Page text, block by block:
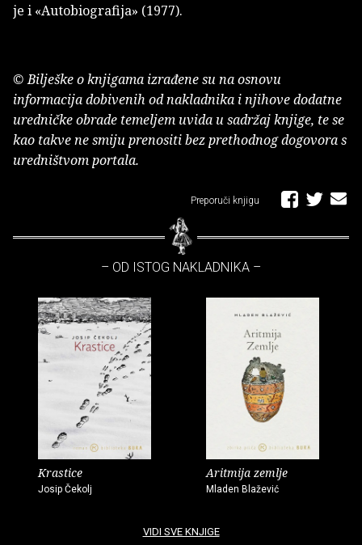
je i «Autobiografija» (1977).
© Bilješke o knjigama izrađene su na osnovu
informacija dobivenih od nakladnika i njihove dodatne
uredničke obrade temeljem uvida u sadržaj knjige, te se
kao takve ne smiju prenositi bez prethodnog dogovora s
uredništvom portala.
Preporuči knjigu
– OD ISTOG NAKLADNIKA –
Krastice
Josip Čekolj
Aritmija zemlje
Mladen Blažević
VIDI SVE KNJIGE